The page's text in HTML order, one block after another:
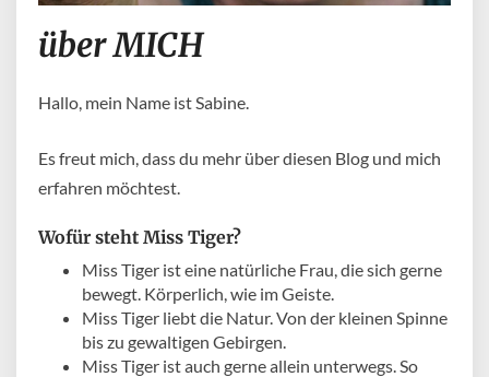
über MICH
Hallo, mein Name ist Sabine.
Es freut mich, dass du mehr über diesen Blog und mich
erfahren möchtest.
Wofür steht Miss Tiger?
Miss Tiger ist eine natürliche Frau, die sich gerne
bewegt. Körperlich, wie im Geiste.
Miss Tiger liebt die Natur. Von der kleinen Spinne
bis zu gewaltigen Gebirgen.
Miss Tiger ist auch gerne allein unterwegs. So